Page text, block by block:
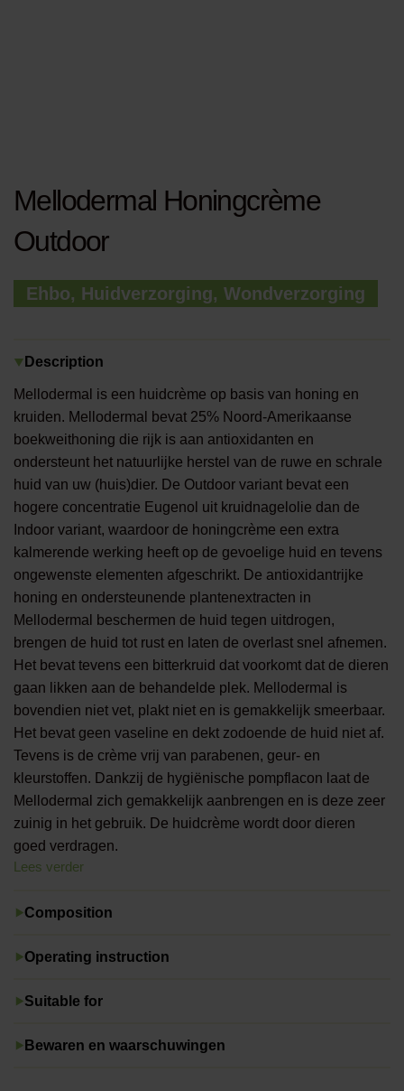
Mellodermal Honingcrème
Outdoor
Ehbo, Huidverzorging, Wondverzorging
Description
Mellodermal is een huidcrème op basis van honing en
kruiden. Mellodermal bevat 25% Noord-Amerikaanse
boekweithoning die rijk is aan antioxidanten en
ondersteunt het natuurlijke herstel van de ruwe en schrale
huid van uw (huis)dier. De Outdoor variant bevat een
hogere concentratie Eugenol uit kruidnagelolie dan de
Indoor variant, waardoor de honingcrème een extra
kalmerende werking heeft op de gevoelige huid en tevens
ongewenste elementen afgeschrikt. De antioxidantrijke
honing en ondersteunende plantenextracten in
Mellodermal beschermen de huid tegen uitdrogen,
brengen de huid tot rust en laten de overlast snel afnemen.
Het bevat tevens een bitterkruid dat voorkomt dat de dieren
gaan likken aan de behandelde plek. Mellodermal is
bovendien niet vet, plakt niet en is gemakkelijk smeerbaar.
Het bevat geen vaseline en dekt zodoende de huid niet af.
Tevens is de crème vrij van parabenen, geur- en
kleurstoffen. Dankzij de hygiënische pompflacon laat de
Mellodermal zich gemakkelijk aanbrengen en is deze zeer
zuinig in het gebruik. De huidcrème wordt door dieren
goed verdragen.
Lees verder
Composition
Operating instruction
Suitable for
Bewaren en waarschuwingen